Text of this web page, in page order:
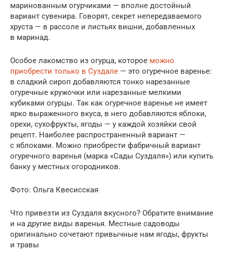
маринованным огурчиками — вполне достойный
вариант сувенира. Говорят, секрет непередаваемого
хруста — в рассоле и листьях вишни, добавленных
в маринад.
Особое лакомство из огурца, которое можно
приобрести только в Суздале — это огуречное варенье:
в сладкий сироп добавляются тонко нарезанные
огуречные кружочки или нарезанные мелкими
кубиками огурцы. Так как огуречное варенье не имеет
ярко выраженного вкуса, в него добавляются яблоки,
орехи, сухофрукты, ягоды — у каждой хозяйки свой
рецепт. Наиболее распространенный вариант —
с яблоками. Можно приобрести фабричный вариант
огуречного варенья (марка «Сады Суздаля») или купить
банку у местных огородников.
Фото: Ольга Квесисская
Что привезти из Суздаля вкусного? Обратите внимание
и на другие виды варенья. Местные садоводы
оригинально сочетают привычные нам ягоды, фрукты
и травы